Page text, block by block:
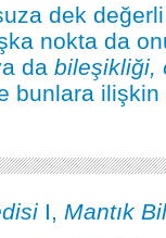
dek
nokta da
da bileşikliği,
bunlara ilişkin
I, Mantık